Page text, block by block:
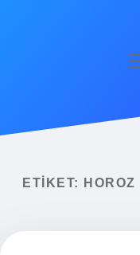
Yasal Uyarı
ETIKET: